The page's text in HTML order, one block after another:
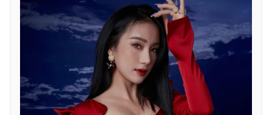
® Cấm sao chép dưới mọi hình thức nếu không có sự chấp
thuận bằng văn bản. Ghi rõ nguồn VTV.vn khi phát hành lại
thông tin từ website này.